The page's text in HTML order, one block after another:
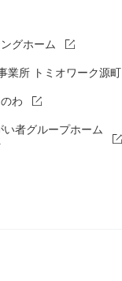
グホーム
業所 トミオワーク源町
わ
者グループホーム